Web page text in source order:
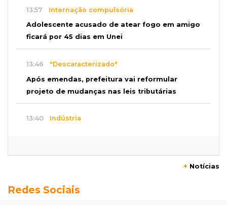
13:57 Internação compulsória
Adolescente acusado de atear fogo em amigo
ficará por 45 dias em Unei
13:46 "Descaracterizado"
Após emendas, prefeitura vai reformular
projeto de mudanças nas leis tributárias
13:40 Indústria
Um dia após matar companheira, homem se
+ Notícias
Redes Sociais